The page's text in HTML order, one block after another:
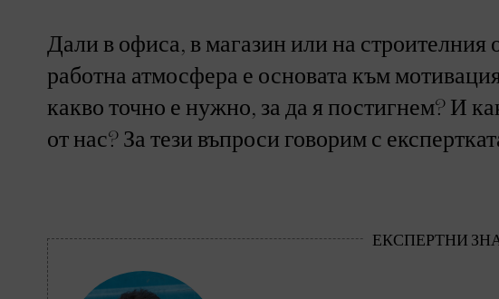
Дали в офиса, в магазин или на строителния
работна атмосфера е основата към
какво точно е нужно, за да я постигнем? И
от нас? За тези въпроси говорим с